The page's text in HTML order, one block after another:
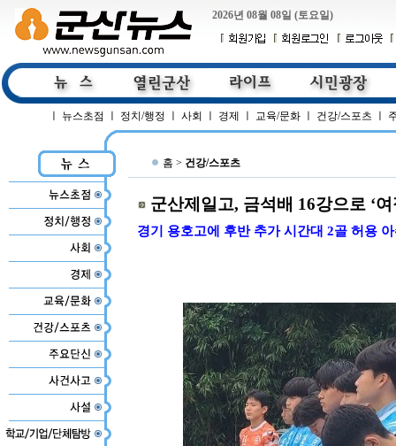
2026년 08월 08일 (토요일)
뉴스초점 정치/행정 사회 경제 교육/문화 건강/스포츠
홈 > 건강/스포츠
군산제일고, 금석배 16강으로 ‘여
경기 용호고에 후반 추가 시간대 2골 허용